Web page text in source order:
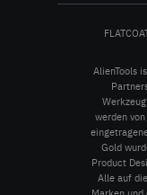
AlienTools
werden
Gold
Product
Alle auf